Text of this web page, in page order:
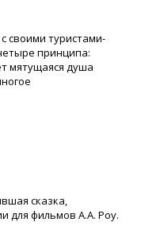
своими туристами-
принципа:
мятущаяся душа
сказка,
для фильмов А.А. Роу.